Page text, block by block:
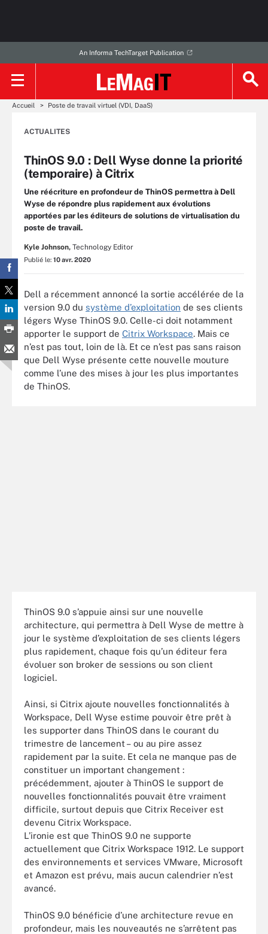
An Informa TechTarget Publication
Accueil Poste de travail virtuel (VDI, DaaS)
ACTUALITES
ThinOS 9.0 : Dell Wyse donne la priorité
(temporaire) à Citrix
Une réécriture en profondeur de ThinOS permettra à Dell
Wyse de répondre plus rapidement aux évolutions
apportées par les éditeurs de solutions de virtualisation du
poste de travail.
Kyle Johnson, Technology Editor
Publié le: 10 avr. 2020
Dell a récemment annoncé la sortie accélérée de la
version 9.0 du système d’exploitation de ses clients
légers Wyse ThinOS 9.0. Celle-ci doit notamment
apporter le support de Citrix Workspace. Mais ce
n’est pas tout, loin de là. Et ce n’est pas sans raison
que Dell Wyse présente cette nouvelle mouture
comme l’une des mises à jour les plus importantes
de ThinOS.
ThinOS 9.0 s’appuie ainsi sur une nouvelle
architecture, qui permettra à Dell Wyse de mettre à
jour le système d’exploitation de ses clients légers
plus rapidement, chaque fois qu’un éditeur fera
évoluer son broker de sessions ou son client
logiciel.
Ainsi, si Citrix ajoute nouvelles fonctionnalités à
Workspace, Dell Wyse estime pouvoir être prêt à
les supporter dans ThinOS dans le courant du
trimestre de lancement – ou au pire assez
rapidement par la suite. Et cela ne manque pas de
constituer un important changement :
précédemment, ajouter à ThinOS le support de
nouvelles fonctionnalités pouvait être vraiment
difficile, surtout depuis que Citrix Receiver est
devenu Citrix Workspace.
L’ironie est que ThinOS 9.0 ne supporte
actuellement que Citrix Workspace 1912. Le support
des environnements et services VMware, Microsoft
et Amazon est prévu, mais aucun calendrier n’est
avancé.
ThinOS 9.0 bénéficie d’une architecture revue en
profondeur, mais les nouveautés ne s’arrêtent pas